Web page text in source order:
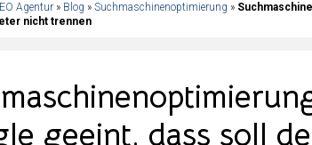
Agentur » Blog » Suchmaschinenoptimierung »
nicht trennen
geeint, dass soll